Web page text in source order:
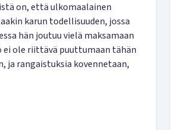
on, että ulkomaalainen
karun todellisuuden, jossa
hän joutuu vielä maksamaan
ei ole riittävä puuttumaan tähän
ja rangaistuksia kovennetaan,